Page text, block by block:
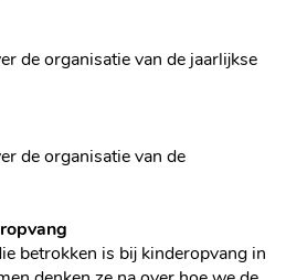
de organisatie van de jaarlijkse
de organisatie van de
betrokken is bij kinderopvang in